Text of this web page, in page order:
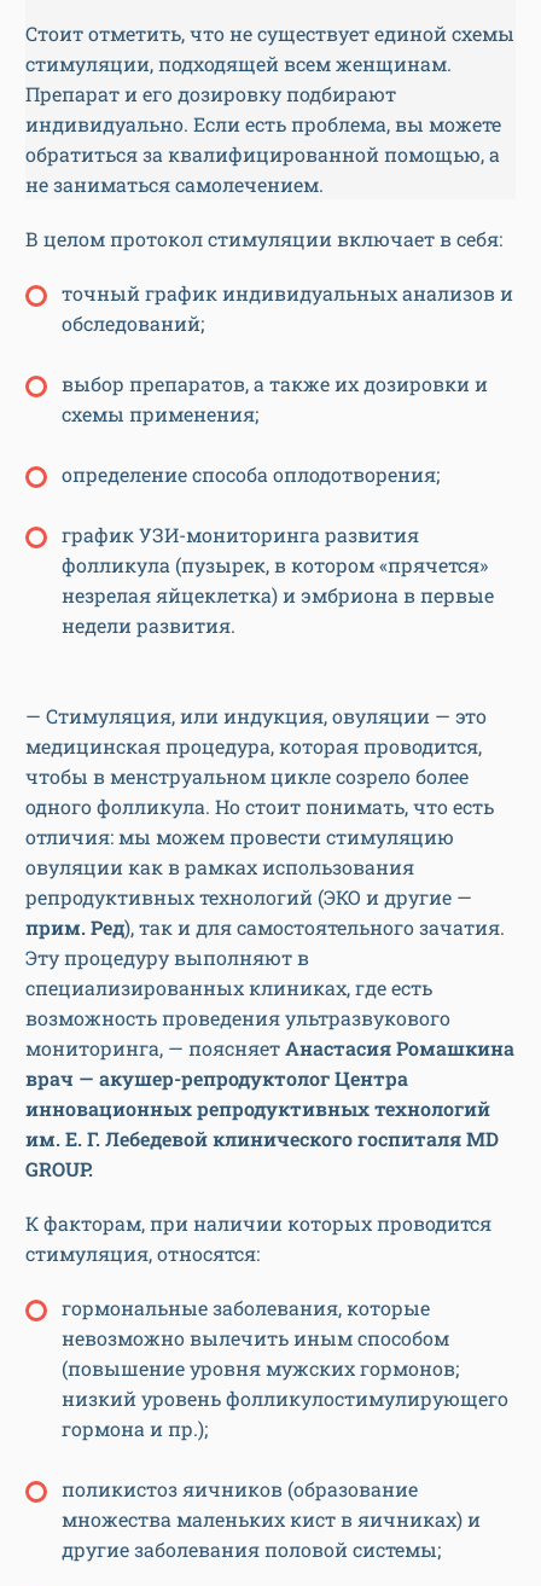
Стоит отметить, что не существует единой схемы
стимуляции, подходящей всем женщинам.
Препарат и его дозировку подбирают
индивидуально. Если есть проблема, вы можете
обратиться за квалифицированной помощью, а
не заниматься самолечением.
В целом протокол стимуляции включает в себя:
точный график индивидуальных анализов и
обследований;
выбор препаратов, а также их дозировки и
схемы применения;
определение способа оплодотворения;
график УЗИ-мониторинга развития
фолликула (пузырек, в котором «прячется»
незрелая яйцеклетка) и эмбриона в первые
недели развития.
— Стимуляция, или индукция, овуляции — это
медицинская процедура, которая проводится,
чтобы в менструальном цикле созрело более
одного фолликула. Но стоит понимать, что есть
отличия: мы можем провести стимуляцию
овуляции как в рамках использования
репродуктивных технологий (ЭКО и другие —
прим. Ред), так и для самостоятельного зачатия.
Эту процедуру выполняют в
специализированных клиниках, где есть
возможность проведения ультразвукового
мониторинга, — поясняетАнастасия Ромашкина
врач — акушер-репродуктолог Центра
инновационных репродуктивных технологий
им. Е. Г. Лебедевой клинического госпиталя MD
GROUP.
К факторам, при наличии которых проводится
стимуляция, относятся:
гормональные заболевания, которые
невозможно вылечить иным способом
(повышение уровня мужских гормонов;
низкий уровень фолликулостимулирующего
гормона и пр.);
поликистоз яичников (образование
множества маленьких кист в яичниках) и
другие заболевания половой системы;